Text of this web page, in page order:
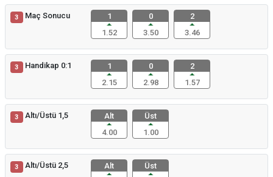
3 Maç Sonucu
1
1.52
0
3.50
2
3.46
3 Handikap 0:1
1
2.15
0
2.98
2
1.57
3 Altı/Üstü 1,5
Alt
4.00
Üst
1.00
3 Altı/Üstü 2,5
Alt
Üst